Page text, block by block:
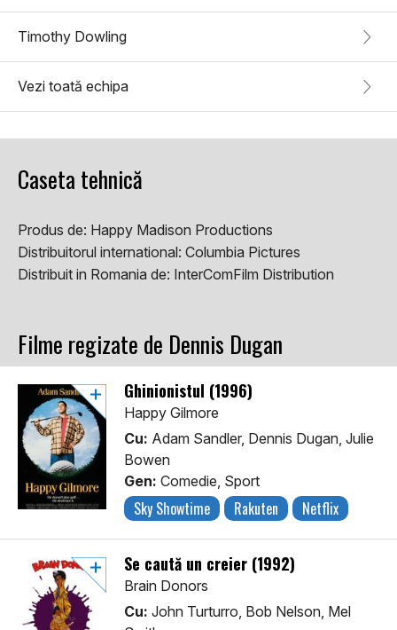
Timothy Dowling
Vezi toată echipa
Caseta tehnică
Produs de: Happy Madison Productions
Distribuitorul international: Columbia Pictures
Distribuit in Romania de: InterComFilm Distribution
Filme regizate de Dennis Dugan
Ghinionistul (1996)
Happy Gilmore
Cu: Adam Sandler, Dennis Dugan, Julie
Bowen
Gen: Comedie, Sport
Sky Showtime Rakuten Netflix
Se caută un creier (1992)
Brain Donors
Cu: John Turturro, Bob Nelson, Mel